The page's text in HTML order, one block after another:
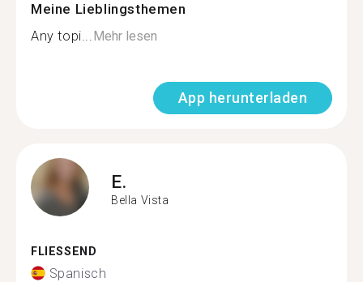
Meine Lieblingsthemen
Any topi...Mehr lesen
App herunterladen
E.
Bella Vista
FLIESSEND
Spanisch